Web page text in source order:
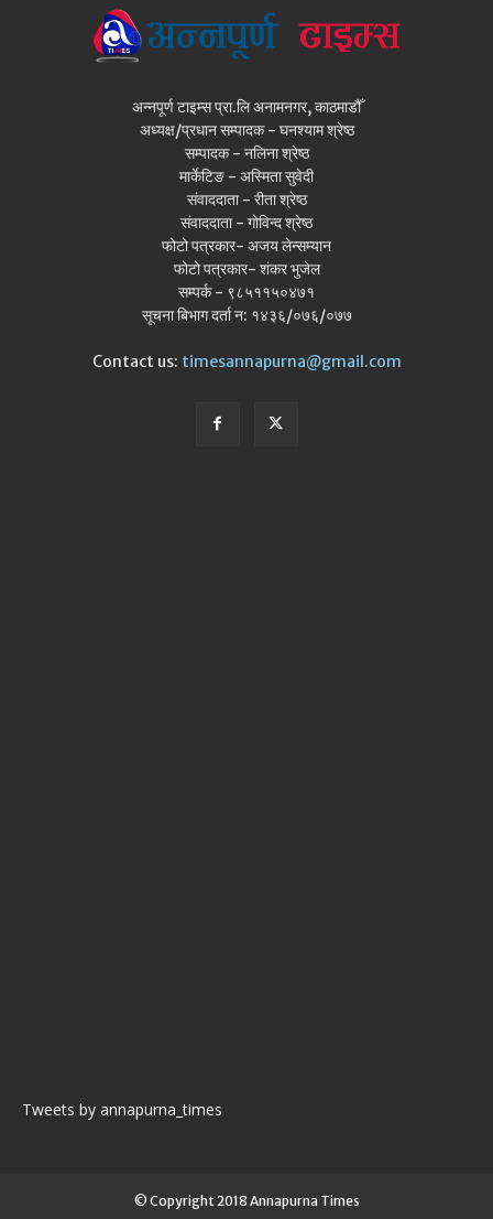
अन्नपूर्ण टाइम्स प्रा.लि अनामनगर, काठमाडौँ
अध्यक्ष/प्रधान सम्पादक - घनश्याम श्रेष्ठ
सम्पादक - नलिना श्रेष्ठ
मार्केटिङ - अस्मिता सुवेदी
संवाददाता - रीता श्रेष्ठ
संवाददाता - गोविन्द श्रेष्ठ
फोटो पत्रकार- अजय लेन्सम्यान
फोटो पत्रकार- शंकर भुजेल
सम्पर्क - ९८५११५०४७१
सूचना बिभाग दर्ता न: १४३६/०७६/०७७
Contact us: timesannapurna@gmail.com
Tweets by annapurna_times
© Copyright 2018 Annapurna Times